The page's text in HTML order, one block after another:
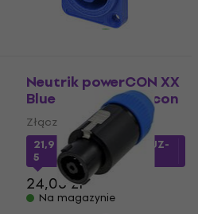
Neutrik powerCON XX
Blue Złącze Powercon
Złącze Powercon
21,9 złz kodem MUZMUZ-
5
24,06 zł
Na magazynie